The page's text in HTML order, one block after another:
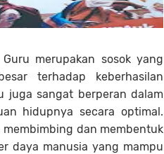
merupakan sosok yang
terhadap keberhasilan
juga sangat berperan dalam
hidupnya secara optimal.
dan membentuk
daya manusia yang mampu